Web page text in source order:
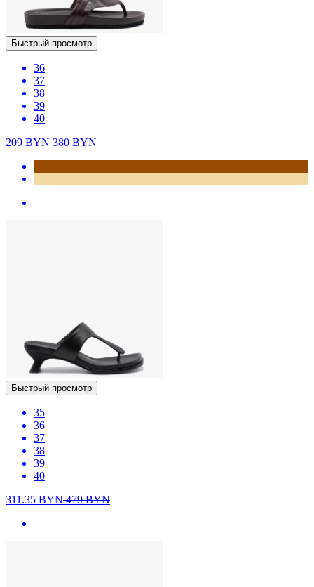
Быстрый просмотр
36
37
38
39
40
209 BYN380BYN
Быстрый просмотр
35
36
37
38
39
40
311.35 BYN479BYN